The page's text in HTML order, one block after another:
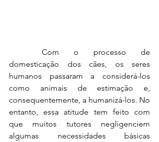
domesticação dos cães, os seres
humanos passaram a considerá-los
como animais de estimação e,
consequentemente, a humanizá-los. No
entanto, essa atitude tem feito com
que muitos tutores negligenciem
algumas necessidades básicas